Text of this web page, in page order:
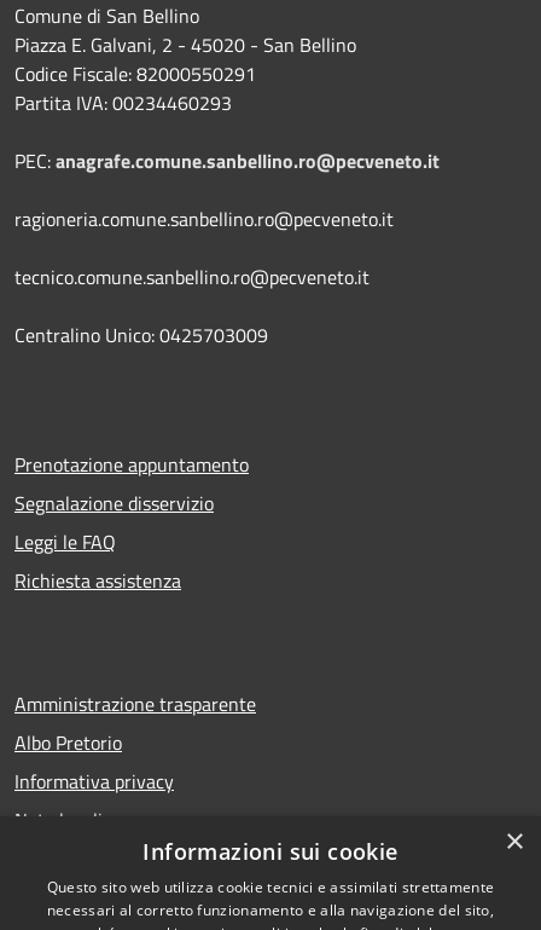
Comune di San Bellino
Piazza E. Galvani, 2 - 45020 - San Bellino
Codice Fiscale: 82000550291
Partita IVA: 00234460293
PEC:anagrafe.comune.sanbellino.ro@pecveneto.it
ragioneria.comune.sanbellino.ro@pecveneto.it
tecnico.comune.sanbellino.ro@pecveneto.it
Centralino Unico: 0425703009
Prenotazione appuntamento
Segnalazione disservizio
Leggi le FAQ
Richiesta assistenza
Amministrazione trasparente
Albo Pretorio
Informativa privacy
Note legali
Dichiarazione di accessibilità
×
Informazioni sui cookie
Questo sito web utilizza cookie tecnici e assimilati strettamente
necessari al corretto funzionamento e alla navigazione del sito,